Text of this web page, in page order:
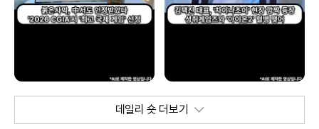
데일리 숏 더보기